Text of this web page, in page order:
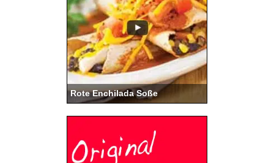
Rote Enchilada Soße